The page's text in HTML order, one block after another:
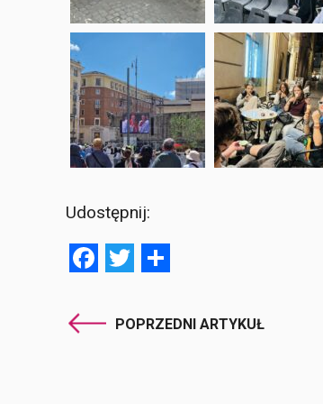
Udostępnij:
Facebook
Twitter
POPRZEDNI ARTYKUŁ